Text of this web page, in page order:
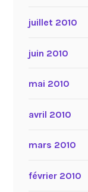
juillet 2010
juin 2010
mai 2010
avril 2010
mars 2010
février 2010